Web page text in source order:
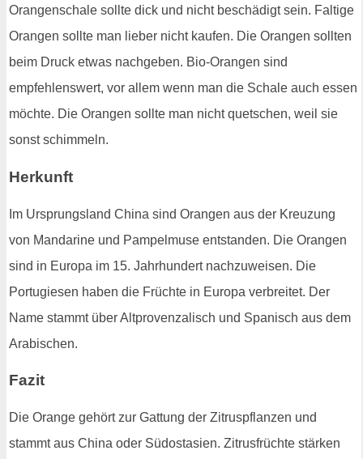
Orangenschale sollte dick und nicht beschädigt sein. Faltige
Orangen sollte man lieber nicht kaufen. Die Orangen sollten
beim Druck etwas nachgeben. Bio-Orangen sind
empfehlenswert, vor allem wenn man die Schale auch essen
möchte. Die Orangen sollte man nicht quetschen, weil sie
sonst schimmeln.
Herkunft
Im Ursprungsland China sind Orangen aus der Kreuzung
von Mandarine und Pampelmuse entstanden. Die Orangen
sind in Europa im 15. Jahrhundert nachzuweisen. Die
Portugiesen haben die Früchte in Europa verbreitet. Der
Name stammt über Altprovenzalisch und Spanisch aus dem
Arabischen.
Fazit
Die Orange gehört zur Gattung der Zitruspflanzen und
stammt aus China oder Südostasien. Zitrusfrüchte stärken